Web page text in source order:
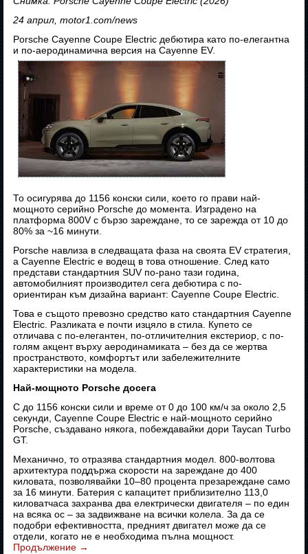
24 април, motor1.com/news
Porsche Cayenne Coupe Electric дебютира като по-елегантна
и по-аеродинамична версия на Cayenne EV.
То осигурява до 1156 конски сили, което го прави най-
мощното серийно Porsche до момента. Изградено на
платформа 800V с бързо зареждане, то се зарежда от 10 до
80% за ~16 минути.
Porsche навлиза в следващата фаза на своята EV стратегия,
а Cayenne Electric е водещ в това отношение. След като
представи стандартния SUV по-рано тази година,
автомобилният производител сега дебютира с по-
ориентиран към дизайна вариант: Cayenne Coupe Electric.
Това е същото превозно средство като стандартния Cayenne
Electric. Разликата е почти изцяло в стила. Купето се
отличава с по-елегантен, по-отличителния екстериор, с по-
голям акцент върху аеродинамиката – без да се жертва
пространството, комфортът или забележителните
характеристики на модела.
Най-мощното Porsche досега
С до 1156 конски сили и време от 0 до 100 км/ч за около 2,5
секунди, Cayenne Coupe Electric е най-мощното серийно
Porsche, създавано някога, побеждавайки дори Taycan Turbo
GT.
Механично, то отразява стандартния модел. 800-волтова
архитектура поддържа скорости на зареждане до 400
киловата, позволявайки 10–80 процента презареждане само
за 16 минути. Батерия с капацитет приблизително 113,0
киловатчаса захранва два електрически двигателя – по един
на всяка ос – за задвижване на всички колела. За да се
подобри ефективността, предният двигател може да се
отдели, когато не е необходима пълна мощност.
Продължение →